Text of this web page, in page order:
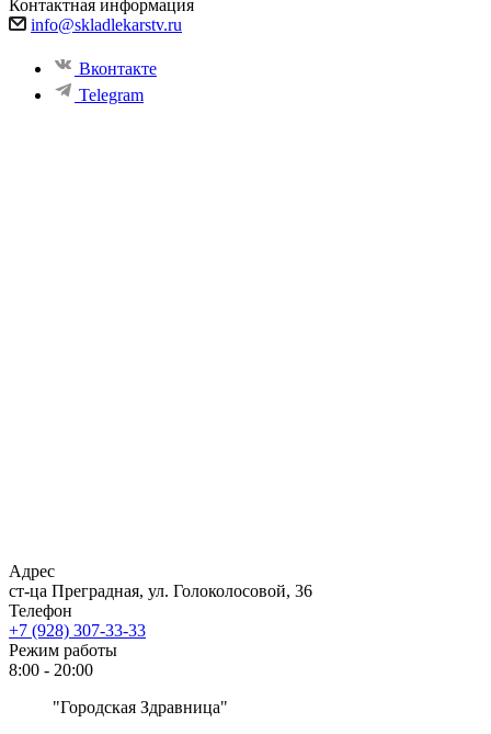
Контактная информация
info@skladlekarstv.ru
Вконтакте
Telegram
Адрес
ст-ца Преградная, ул. Голоколосовой, 36
Телефон
+7 (928) 307-33-33
Режим работы
8:00 - 20:00
"Городская Здравница"